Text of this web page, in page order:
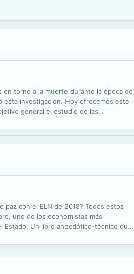
torno a la muerte durante la época de
esta investigación. Hoy ofrecemos este
general el estudio de las
paz con el ELN de 2018? Todos estos
uno de los economistas más
Estado. Un libro anecdótico-técnico que